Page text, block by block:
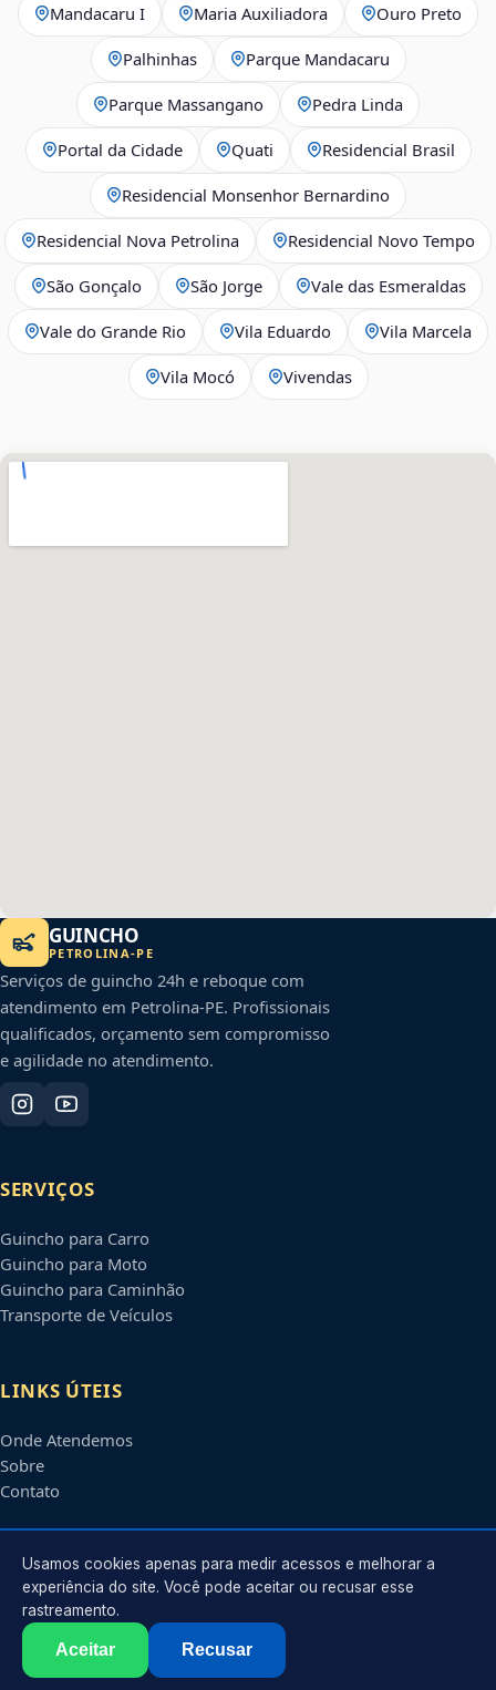
Mandacaru I Maria Auxiliadora Ouro Preto
Palhinhas Parque Mandacaru
Parque Massangano Pedra Linda
Portal da Cidade Quati Residencial Brasil
Residencial Monsenhor Bernardino
Residencial Nova Petrolina Residencial Novo Tempo
São Gonçalo São Jorge Vale das Esmeraldas
Vale do Grande Rio Vila Eduardo Vila Marcela
Vila Mocó Vivendas
GUINCHO
PETROLINA-PE
Serviços de guincho 24h e reboque com
atendimento em Petrolina-PE. Profissionais
qualificados, orçamento sem compromisso
e agilidade no atendimento.
SERVIÇOS
Guincho para Carro
Guincho para Moto
Guincho para Caminhão
Transporte de Veículos
LINKS ÚTEIS
Onde Atendemos
Sobre
Contato
CONTATO
Atendimento em
contato@guinchospetrolina.com.br
2026 Petrolina
. Todos os direitos reservados.
Usamos cookies apenas para medir acessos e melhorar a
experiência do site. Você pode aceitar ou recusar esse
rastreamento.
Aceitar Recusar